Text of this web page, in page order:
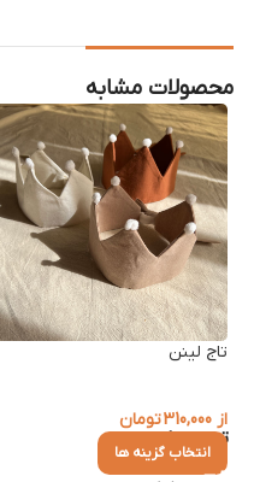
محصولات مشابه
تاج لینن
از 310,000تومان
انتخاب گزینه ها
توضیحات